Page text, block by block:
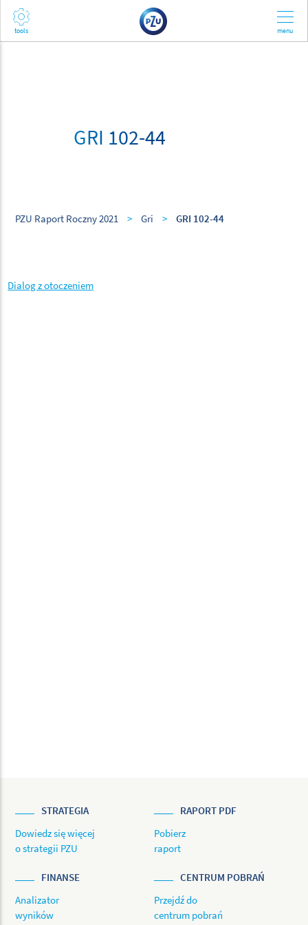
GRI 102-44
PZU Raport Roczny 2021 > Gri > GRI 102-44
Dialog z otoczeniem
STRATEGIA
Dowiedz się więcej
o strategii PZU
RAPORT PDF
Pobierz
raport
FINANSE
Analizator
wyników
CENTRUM POBRAŃ
Przejdź do
centrum pobrań